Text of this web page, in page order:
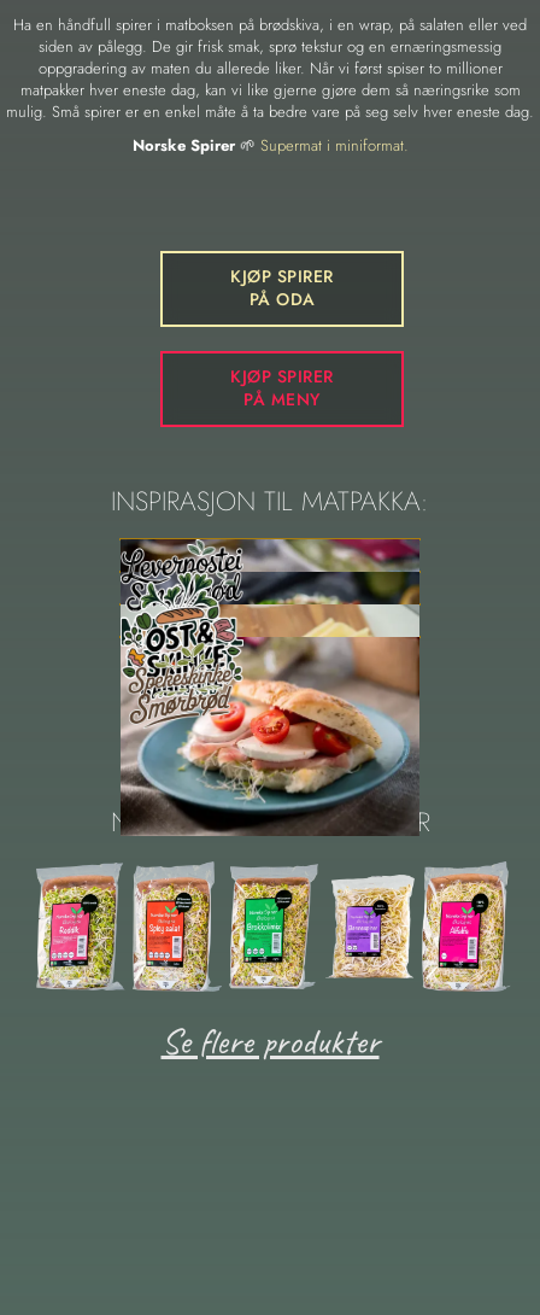
Ha en håndfull spirer i matboksen på brødskiva, i en wrap, på salaten eller ved
siden av pålegg. De gir frisk smak, sprø tekstur og en ernæringsmessig
oppgradering av maten du allerede liker. Når vi først spiser to millioner
matpakker hver eneste dag, kan vi like gjerne gjøre dem så næringsrike som
mulig. Små spirer er en enkel måte å ta bedre vare på seg selv hver eneste dag.
Norske Spirer🌱 Supermat i miniformat.
KJØP SPIRER
PÅ ODA
KJØP SPIRER
PÅ MENY
INSPIRASJON TIL MATPAKKA:
Se flere oppskrifter
NOEN AV VÅRE PRODUKTER
Se flere produkter